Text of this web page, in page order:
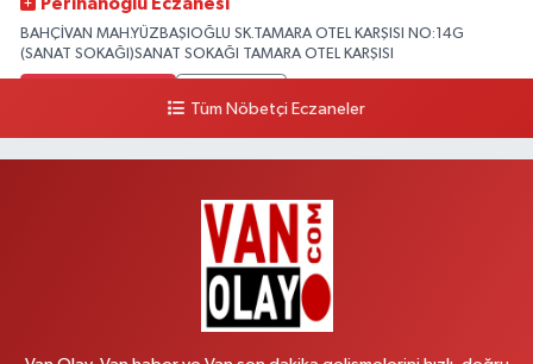
Perihanoğlu Eczanesi
BAHÇİVAN MAH.YÜZBAŞIOĞLU SK.TAMARA OTEL KARŞISI NO:14G
(SANAT SOKAĞI)SANAT SOKAĞI TAMARA OTEL KARŞISI
Yol Tarifi Al
BEYAZIT MAH.ZEYLAN CADDESİ OKYANUS GİYİM YANI NO:1
Tüm Nöbetçi Eczaneler